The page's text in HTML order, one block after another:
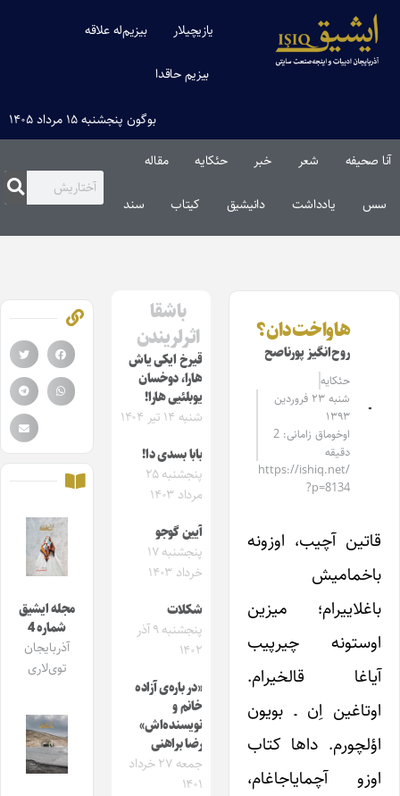
یازیچیلار بیزیم‌له علاقه
بیزیم حاقدا
بوگون پنجشنبه ۱۵ مرداد ۱۴۰۵
آنا صحیفه شعر خبر حئکایه مقاله‌
سس یادداشت دانیشیق کیتاب سند
هاواخت‌دان؟
روح‌انگیز پورناصح
حئکایه
شنبه ۲۳ فروردین
۱۳۹۳
اوخوماق زامانی: 2
دقیقه
https://ishiq.net/
?p=8134
قاتین آچیب، اوزونه
باخمامیش
باغلاییرام؛ میزین
اوستونه چیرپیب
آیاغا قالخیرام.
اوتاغین اِن ـ بویون
اؤلچورم. داها کتاب
اوزو آچمایاجاغام،
باشقا
اثرلریندن
قیرخ ایکی یاش
هارا، دوخسان
یوبلئیی هارا!
شنبه ۱۴ تیر ۱۴۰۴
بابا بسدی دا!
پنجشنبه ۲۵
مرداد ۱۴۰۳
آیین گوجو
پنجشنبه ۱۷
خرداد ۱۴۰۳
شکلات
پنجشنبه ۹ آذر
۱۴۰۲
«در باره‌‌ی آزاده‌‌
خانم و
نویسنده‌اش»
رضا براهنی
جمعه ۲۷ خرداد
۱۴۰۱
مجله ایشیق
شماره 4
آذربایجان
توی‌لاری